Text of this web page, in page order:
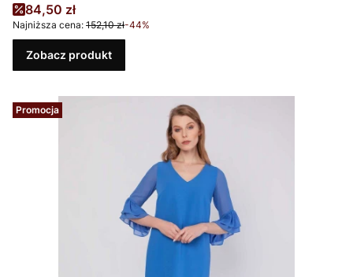
Cena promocyjna
84,50 zł
Najniższa cena: 152,10 zł-44%
Zobacz produkt
Promocja